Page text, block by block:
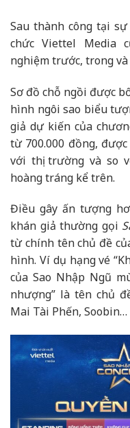
Sau thành công tại
chức Viettel Media
nghiệm trước, trong
Sơ đồ chỗ ngồi được
hình ngôi sao biểu
giả dự kiến của
từ 700.000 đồng,
với thị trường và so
hoàng tráng kể trên.
Điều gây ấn tượng
khán giả thường gọi
từ chính tên chủ đề
hình. Ví dụ hạng vé
của Sao Nhập Ngũ
nhượng” là tên chủ
Mai Tài Phến, Soobin…